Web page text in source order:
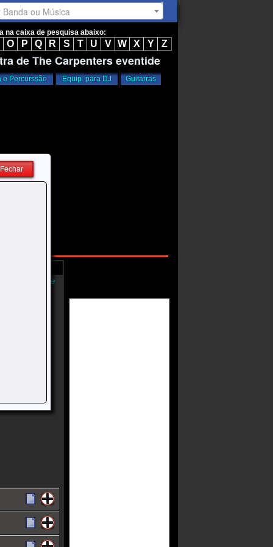
na caixa de pesquisa abaixo:
O P Q R S T U V W X Y Z
de The Carpenters eventide
e Percurssão Equip. para DJ Guitarras
Fechar
Músicas Online
Banda ou Música